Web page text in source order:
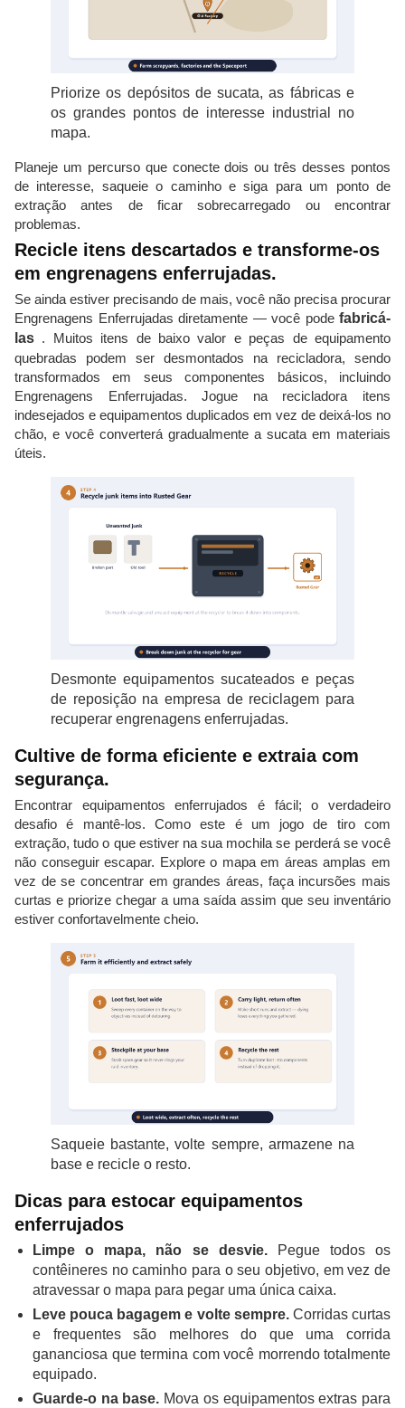
Priorize os depósitos de sucata, as fábricas e
os grandes pontos de interesse industrial no
mapa.
Planeje um percurso que conecte dois ou três desses pontos
de interesse, saqueie o caminho e siga para um ponto de
extração antes de ficar sobrecarregado ou encontrar
problemas.
Recicle itens descartados e transforme-os
em engrenagens enferrujadas.
Se ainda estiver precisando de mais, você não precisa procurar
Engrenagens Enferrujadas diretamente — você pode fabricá-
las . Muitos itens de baixo valor e peças de equipamento
quebradas podem ser desmontados na recicladora, sendo
transformados em seus componentes básicos, incluindo
Engrenagens Enferrujadas. Jogue na recicladora itens
indesejados e equipamentos duplicados em vez de deixá-los no
chão, e você converterá gradualmente a sucata em materiais
úteis.
Desmonte equipamentos sucateados e peças
de reposição na empresa de reciclagem para
recuperar engrenagens enferrujadas.
Cultive de forma eficiente e extraia com
segurança.
Encontrar equipamentos enferrujados é fácil; o verdadeiro
desafio é mantê-los. Como este é um jogo de tiro com
extração, tudo o que estiver na sua mochila se perderá se você
não conseguir escapar. Explore o mapa em áreas amplas em
vez de se concentrar em grandes áreas, faça incursões mais
curtas e priorize chegar a uma saída assim que seu inventário
estiver confortavelmente cheio.
Saqueie bastante, volte sempre, armazene na
base e recicle o resto.
Dicas para estocar equipamentos
enferrujados
Limpe o mapa, não se desvie.Pegue todos os
contêineres no caminho para o seu objetivo, em vez de
atravessar o mapa para pegar uma única caixa.
Leve pouca bagagem e volte sempre.Corridas curtas
e frequentes são melhores do que uma corrida
gananciosa que termina com você morrendo totalmente
equipado.
Guarde-o na base. Mova os equipamentos extras para